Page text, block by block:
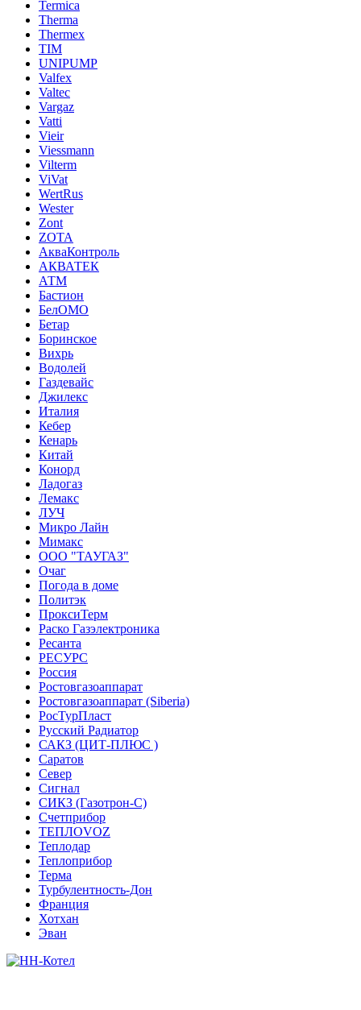
Termica
Therma
Thermex
TIM
UNIPUMP
Valfex
Valtec
Vargaz
Vatti
Vieir
Viessmann
Vilterm
ViVat
WertRus
Wester
Zont
ZOTA
АкваКонтроль
АКВАТЕК
АТМ
Бастион
БелОМО
Бетар
Боринское
Вихрь
Водолей
Газдевайс
Джилекс
Италия
Кебер
Кенарь
Китай
Конорд
Ладогаз
Лемакс
ЛУЧ
Микро Лайн
Мимакс
ООО "ТАУГАЗ"
Очаг
Погода в доме
Политэк
ПроксиТерм
Раско Газэлектроника
Ресанта
РЕСУРС
Россия
Ростовгазоаппарат
Ростовгазоаппарат (Siberia)
РосТурПласт
Русский Радиатор
САКЗ (ЦИТ-ПЛЮС )
Саратов
Север
Сигнал
СИКЗ (Газотрон-С)
Счетприбор
ТЕПЛОVOZ
Теплодар
Теплоприбор
Терма
Турбулентность-Дон
Франция
Хотхан
Эван